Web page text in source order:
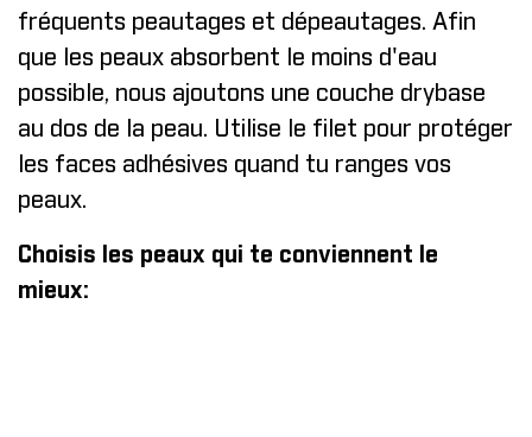
fréquents peautages et dépeautages. Afin
que les peaux absorbent le moins d'eau
possible, nous ajoutons une couche drybase
au dos de la peau. Utilise le filet pour protéger
les faces adhésives quand tu ranges vos
peaux.
Choisis les peaux qui te conviennent le
mieux: